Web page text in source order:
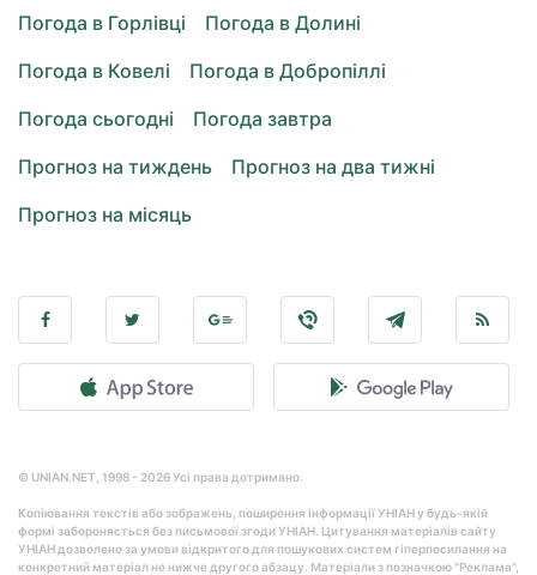
Погода в Горлівці
Погода в Долині
Погода в Ковелі
Погода в Добропіллі
Погода сьогодні
Погода завтра
Прогноз на тиждень
Прогноз на два тижні
Прогноз на місяць
© UNIAN.NET, 1998 - 2026 Усі права дотримано.
Копіювання текстів або зображень, поширення інформації УНІАН у будь-якій
формі забороняється без письмової згоди УНІАН. Цитування матеріалів сайту
УНІАН дозволено за умови відкритого для пошукових систем гіперпосилання на
конкретний матеріал не нижче другого абзацу. Матеріали з позначкою "Реклама",